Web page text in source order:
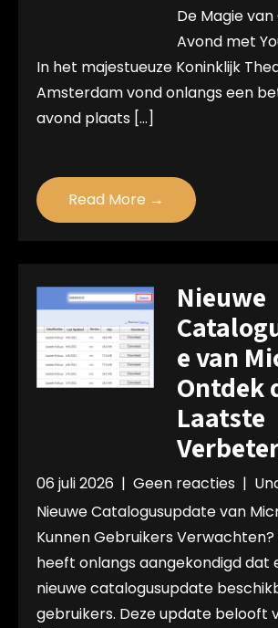
De Magie
Avond met
In het majestueuze Koninklijk
Amsterdam vond onlangs een
avond plaats […]
Read More →
Nieuwe
e van
Ontdek
Laatste
06 juli 2026 | Geen reacties |
Nieuwe Catalogusupdate van
Kunnen Gebruikers
heeft onlangs aangekondigd dat
nieuwe catalogusupdate
gebruikers. Deze update belooft